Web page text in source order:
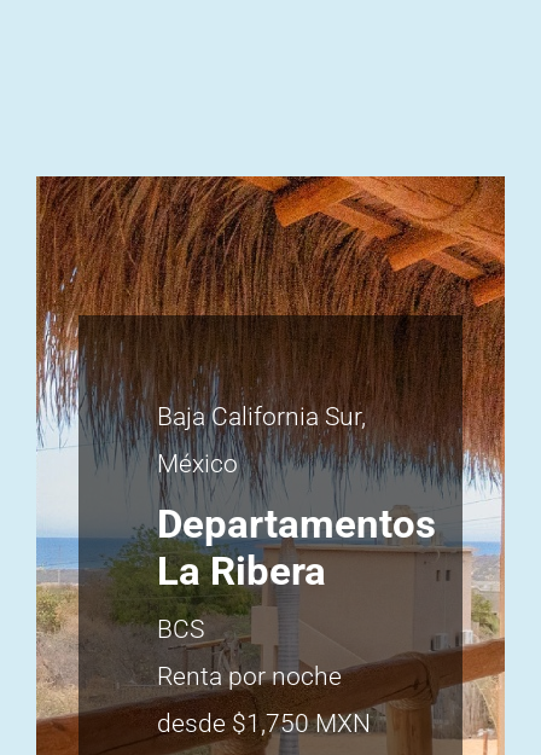
Baja California Sur,
México
Departamentos
La Ribera
BCS
Renta por noche
desde $1,750 MXN